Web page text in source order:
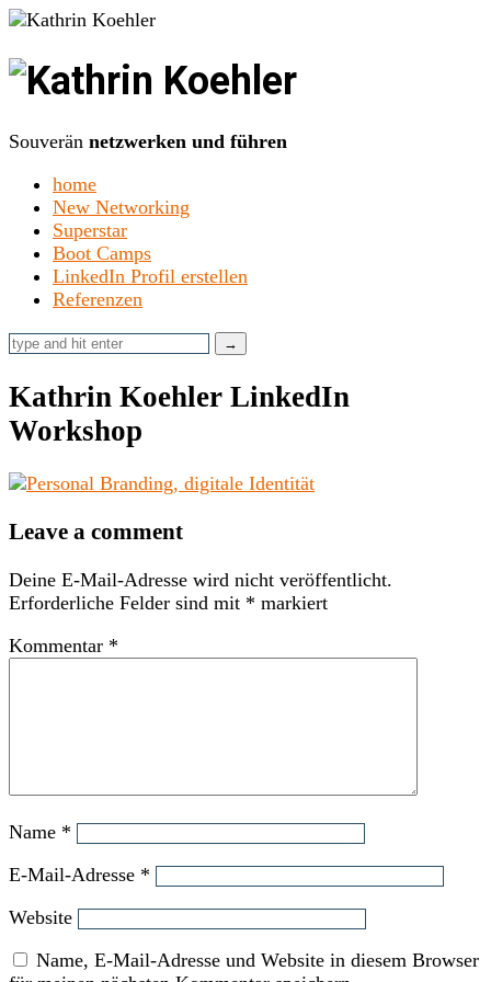
Kathrin
Koehler
Souverän netzwerken und führen
home
New Networking
Superstar
Boot Camps
LinkedIn Profil erstellen
Referenzen
Kathrin Koehler LinkedIn
Workshop
Leave a comment
Deine E-Mail-Adresse wird nicht veröffentlicht.
Erforderliche Felder sind mit * markiert
Kommentar *
Name *
E-Mail-Adresse *
Website
Name, E-Mail-Adresse und Website in diesem Browser